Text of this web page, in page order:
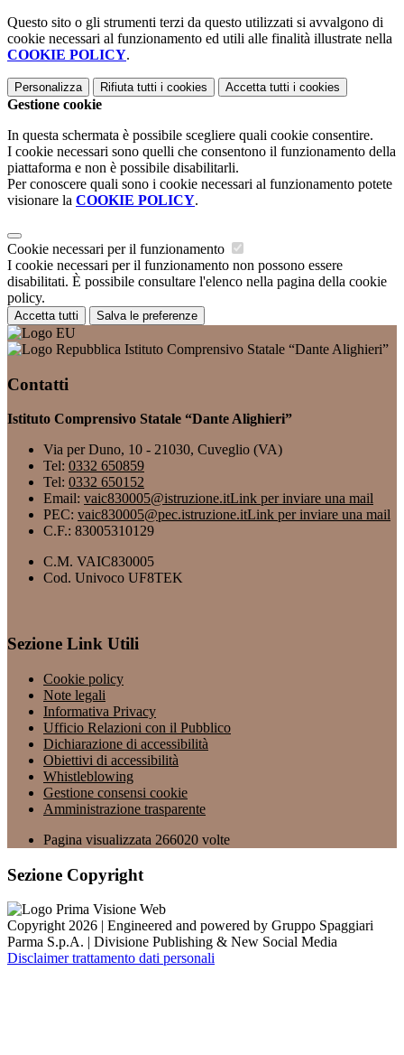
Questo sito o gli strumenti terzi da questo utilizzati si avvalgono di
cookie necessari al funzionamento ed utili alle finalità illustrate nella
COOKIE POLICY.
Personalizza Rifiuta tutti i cookies Accetta tutti i cookies
Gestione cookie
In questa schermata è possibile scegliere quali cookie consentire.
I cookie necessari sono quelli che consentono il funzionamento della
piattaforma e non è possibile disabilitarli.
Per conoscere quali sono i cookie necessari al funzionamento potete
visionare la COOKIE POLICY.
Cookie necessari per il funzionamento
I cookie necessari per il funzionamento non possono essere
disabilitati. È possibile consultare l'elenco nella pagina della cookie
policy.
Accetta tutti Salva le preferenze
Istituto Comprensivo Statale “Dante Alighieri”
Contatti
Istituto Comprensivo Statale “Dante Alighieri”
Via per Duno, 10 - 21030, Cuveglio (VA)
Tel: 0332 650859
Tel: 0332 650152
Email: vaic830005@istruzione.itLink per inviare una mail
PEC: vaic830005@pec.istruzione.itLink per inviare una mail
C.F.: 83005310129
C.M. VAIC830005
Cod. Univoco UF8TEK
Sezione Link Utili
Cookie policy
Note legali
Informativa Privacy
Ufficio Relazioni con il Pubblico
Dichiarazione di accessibilità
Obiettivi di accessibilità
Whistleblowing
Gestione consensi cookie
Amministrazione trasparente
Pagina visualizzata 266020 volte
Sezione Copyright
Copyright 2026 | Engineered and powered by Gruppo Spaggiari
Parma S.p.A. | Divisione Publishing & New Social Media
Disclaimer trattamento dati personali